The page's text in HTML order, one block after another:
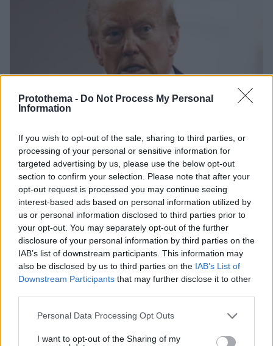
Protothema - Do Not Process My Personal
Information
If you wish to opt-out of the sale, sharing to third parties, or
processing of your personal or sensitive information for
targeted advertising by us, please use the below opt-out
section to confirm your selection. Please note that after your
opt-out request is processed you may continue seeing
interest-based ads based on personal information utilized by
us or personal information disclosed to third parties prior to
your opt-out. You may separately opt-out of the further
disclosure of your personal information by third parties on the
IAB’s list of downstream participants. This information may
also be disclosed by us to third parties on the IAB’s List of
Downstream Participants that may further disclose it to other
Please note that this website/app uses one or more Google
not limited to your visit or usage behaviour. You may click to
Personal Data Processing Opt Outs
I want to opt-out of the Sharing of my
«Ήταν πια καιρός»: Διάταγμα που αποκλείει τις τρανς
αθλήτριες από το να αγωνίζονται με γυναίκες υπέγραψε ο
Τραμπ
05.02.2025, 23:38
Thema Insights